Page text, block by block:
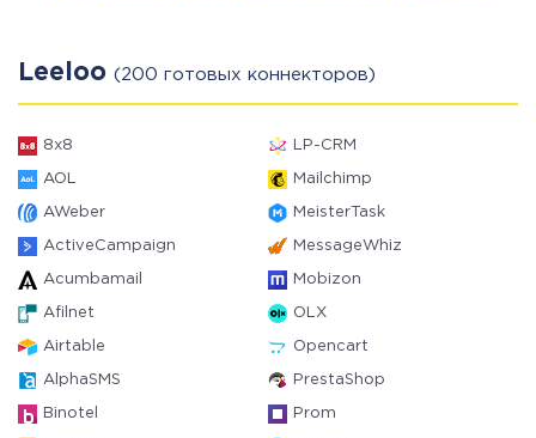
Leeloo (200 готовых коннекторов)
8x8 LP-CRM
AOL Mailchimp
AWeber MeisterTask
ActiveCampaign MessageWhiz
Acumbamail Mobizon
Afilnet OLX
Airtable Opencart
AlphaSMS PrestaShop
Binotel Prom